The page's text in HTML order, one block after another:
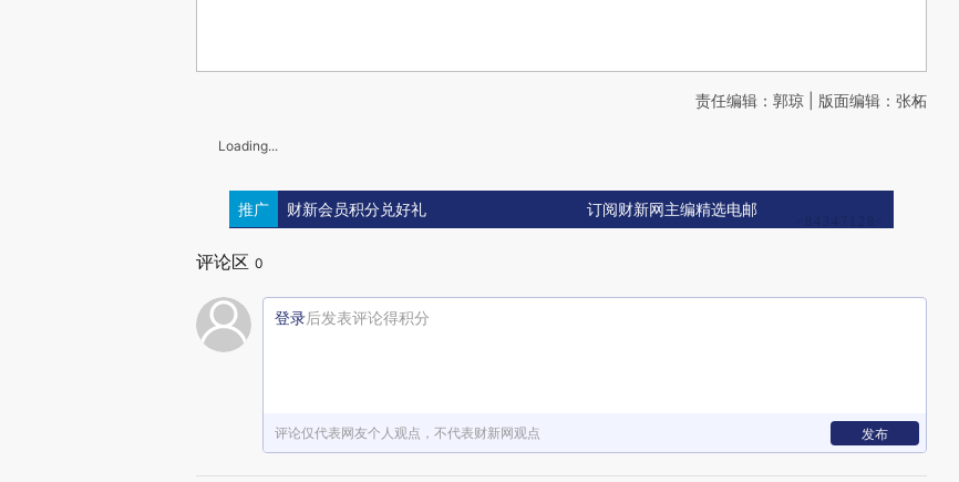
责任编辑：郭琼 | 版面编辑：张柘
Loading...
推广 财新会员积分兑好礼 订阅财新网主编精选电邮
评论区 0
登录后发表评论得积分
评论仅代表网友个人观点，不代表财新网观点 发布